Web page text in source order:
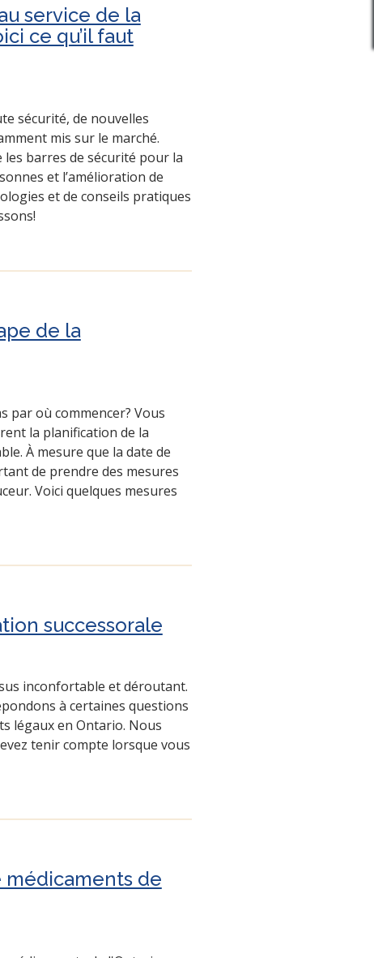
service de la
ce qu’il faut
sécurité, de nouvelles
mis sur le marché.
barres de sécurité pour la
et l’amélioration de
et de conseils pratiques
de la
par où commencer? Vous
la planification de la
À mesure que la date de
de prendre des mesures
Voici quelques mesures
successorale
inconfortable et déroutant.
à certaines questions
légaux en Ontario. Nous
tenir compte lorsque vous
de